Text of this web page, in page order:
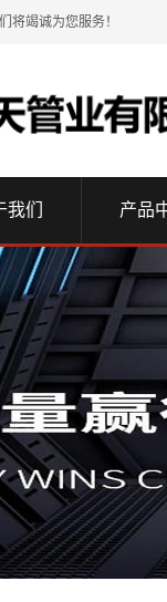
将竭诚为您服务！
我们 产品